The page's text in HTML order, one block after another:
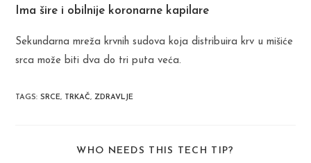
Ima šire i obilnije koronarne kapilare
Sekundarna mreža krvnih sudova koja distribuira krv u mišiće
srca može biti dva do tri puta veća.
TAGS:SRCE, TRKAČ, ZDRAVLJE
WHO NEEDS THIS TECH TIP?